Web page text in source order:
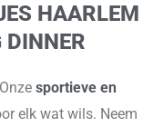
HAARLEM
DINNER
sportieve en
elk wat wils. Neem